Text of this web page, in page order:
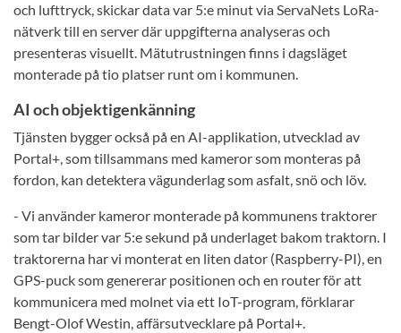
och lufttryck, skickar data var 5:e minut via ServaNets LoRa-
nätverk till en server där uppgifterna analyseras och
presenteras visuellt. Mätutrustningen finns i dagsläget
monterade på tio platser runt om i kommunen.
AI och objektigenkänning
Tjänsten bygger också på en AI-applikation, utvecklad av
Portal+, som tillsammans med kameror som monteras på
fordon, kan detektera vägunderlag som asfalt, snö och löv.
- Vi använder kameror monterade på kommunens traktorer
som tar bilder var 5:e sekund på underlaget bakom traktorn. I
traktorerna har vi monterat en liten dator (Raspberry-PI), en
GPS-puck som genererar positionen och en router för att
kommunicera med molnet via ett IoT-program, förklarar
Bengt-Olof Westin, affärsutvecklare på Portal+.